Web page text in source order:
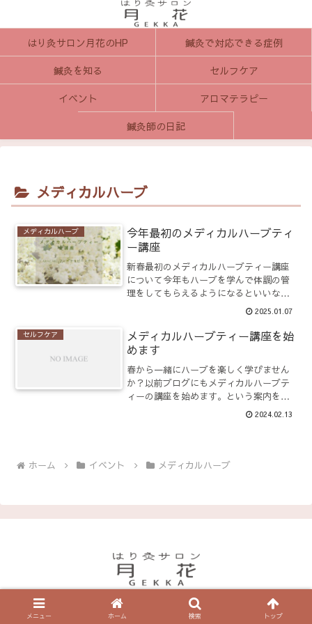
はり灸サロン月花のHP
鍼灸で対応できる症例
鍼灸を知る
セルフケア
イベント
アロマテラピー
鍼灸師の日記
メディカルハーブ
メディカルハーブ
今年最初のメディカルハーブティ
ー講座
新春最初のメディカルハーブティー講座
について今年もハーブを学んで体調の管
理をしてもらえるようになるといいなと
思いながらハーブティー教室を開催しま
が、2月12日（水）に変更しました。お申
し込みはお知らせの...
2025.01.07
セルフケア
メディカルハーブティー講座を始
めます
春から一緒にハーブを楽しく学びません
か？以前ブログにもメディカルハーブテ
ィーの講座を始めます。という案内をし
ていましたが、なかなか対面で講座をす
2024.02.13
ホーム イベント メディカルハーブ
© 2019 はり灸サロン月花のブログ.
メニュー ホーム 検索 トップ